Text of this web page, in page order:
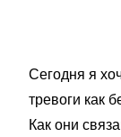
Сегодня я
тревоги как
Как они